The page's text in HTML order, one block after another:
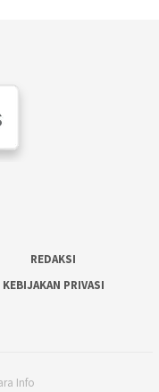
REDAKSI
KEBIJAKAN PRIVASI
Info